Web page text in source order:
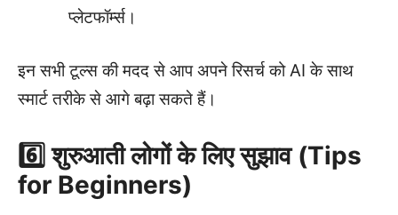
प्लेटफॉर्म्स।
इन सभी टूल्स की मदद से आप अपने रिसर्च को AI के साथ
स्मार्ट तरीके से आगे बढ़ा सकते हैं।
6️⃣ शुरुआती लोगों के लिए सुझाव (Tips
for Beginners)